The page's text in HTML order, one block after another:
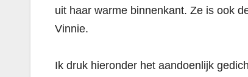
uit haar warme binnenkant. Ze is ook
Vinnie.
Ik druk hieronder het aandoenlijk